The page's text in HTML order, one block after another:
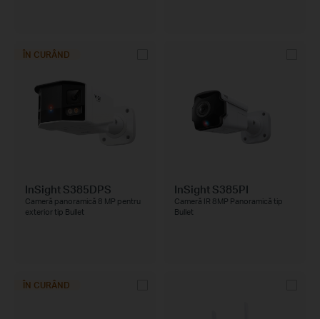
ÎN CURÂND
InSight S385DPS
Cameră panoramică 8 MP pentru
exterior tip Bullet
InSight S385PI
Cameră IR 8MP Panoramică tip
Bullet
ÎN CURÂND